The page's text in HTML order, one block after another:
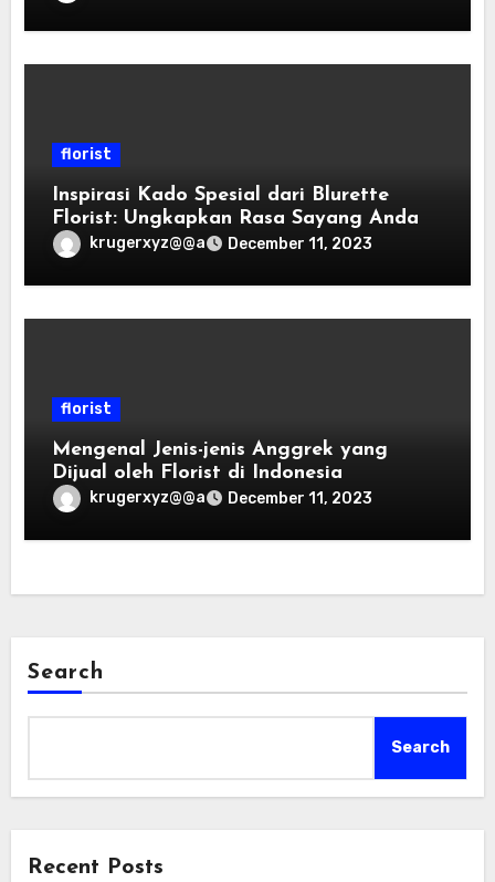
florist
Inspirasi Kado Spesial dari Blurette
Florist: Ungkapkan Rasa Sayang Anda
krugerxyz@@a December 11, 2023
florist
Mengenal Jenis-jenis Anggrek yang
Dijual oleh Florist di Indonesia
krugerxyz@@a December 11, 2023
Search
Search
Recent Posts